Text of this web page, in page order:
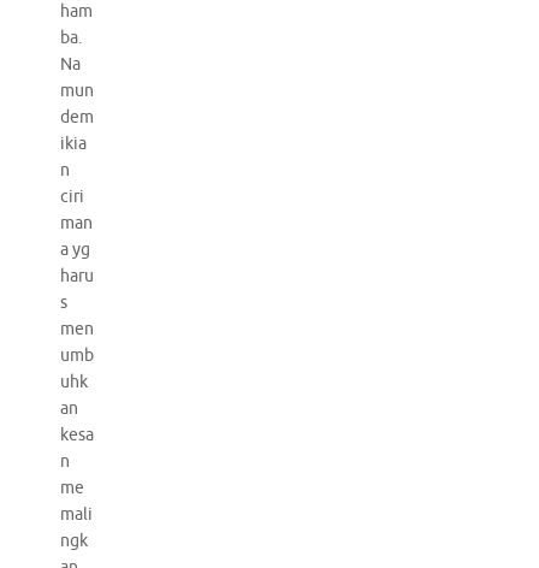
ham
ba.
Na
mun
dem
ikia
n
ciri
man
a yg
haru
s
men
umb
uhk
an
kesa
n
me
mali
ngk